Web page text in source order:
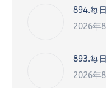
894.每
2026年
893.每
2026年